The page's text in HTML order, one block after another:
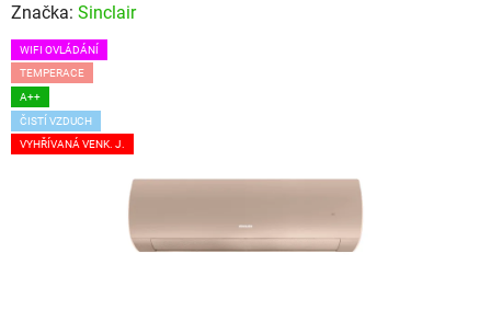
Značka: Sinclair
WIFI OVLÁDÁNÍ
TEMPERACE
A++
ČISTÍ VZDUCH
VYHŘÍVANÁ VENK. J.